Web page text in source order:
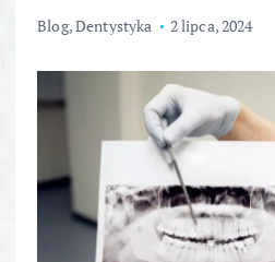
Blog,Dentystyka 2 lipca, 2024